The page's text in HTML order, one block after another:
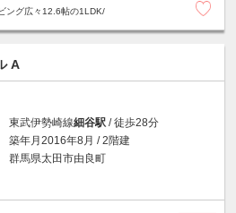
ング広々12.6帖の1LDK/
A
東武伊勢崎線細谷駅 / 徒歩28分
築年月2016年8月 / 2階建
群馬県太田市由良町